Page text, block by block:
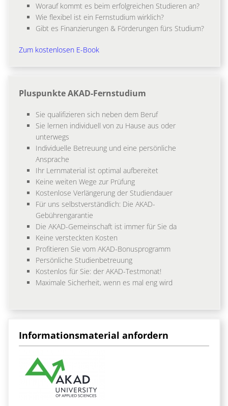
Worauf kommt es beim erfolgreichen Studieren an?
Wie flexibel ist ein Fernstudium wirklich?
Gibt es Finanzierungen & Förderungen fürs Studium?
Zum kostenlosen E-Book
Pluspunkte AKAD-Fernstudium
Sie qualifizieren sich neben dem Beruf
Sie lernen individuell von zu Hause aus oder
unterwegs
Individuelle Betreuung und eine persönliche
Ansprache
Ihr Lernmaterial ist optimal aufbereitet
Keine weiten Wege zur Prüfung
Kostenlose Verlängerung der Studiendauer
Für uns selbstverständlich: Die AKAD-
Gebührengarantie
Die AKAD-Gemeinschaft ist immer für Sie da
Keine versteckten Kosten
Profitieren Sie vom AKAD-Bonusprogramm
Persönliche Studienbetreuung
Kostenlos für Sie: der AKAD-Testmonat!
Maximale Sicherheit, wenn es mal eng wird
Informationsmaterial anfordern